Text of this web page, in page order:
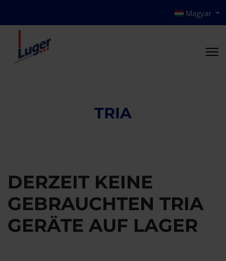
Magyar
TRIA
DERZEIT KEINE
GEBRAUCHTEN TRIA
GERÄTE AUF LAGER